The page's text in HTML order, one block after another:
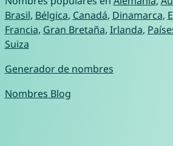
Brasil, Bélgica, Canadá, Dinamarca,
Francia, Gran Bretaña, Irlanda,
Suiza
Generador de nombres
Nombres Blog